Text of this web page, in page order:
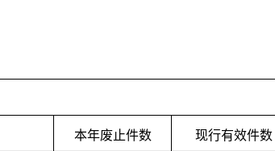
本年废止件数 现行有效件数